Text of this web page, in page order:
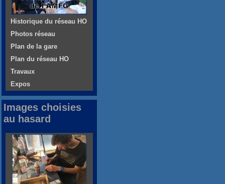
Historique du réseau HO
Photos réseau
Plan de la gare
Plan du réseau HO
Travaux
Expos
Images choisies
au hasard